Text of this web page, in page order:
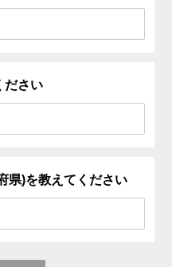
ださい
県)を教えてください